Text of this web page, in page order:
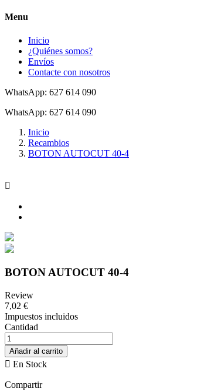
Menu
Inicio
¿Quiénes somos?
Envíos
Contacte con nosotros
WhatsApp: 627 614 090
WhatsApp: 627 614 090
Inicio
Recambios
BOTON AUTOCUT 40-4

BOTON AUTOCUT 40-4
Review
7,02 €
Impuestos incluidos
Cantidad
Añadir al carrito
 En Stock
Compartir